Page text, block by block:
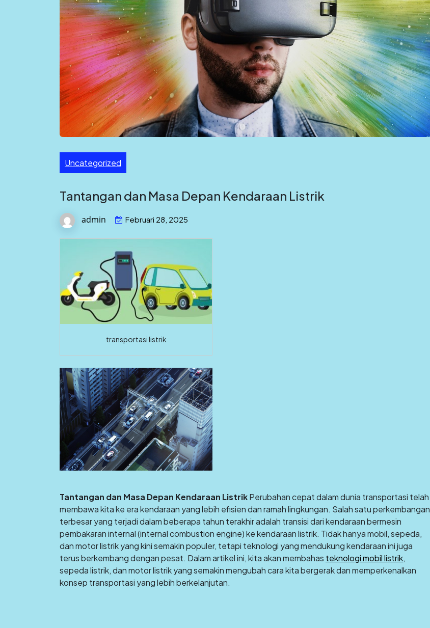
Uncategorized
Tantangan dan Masa Depan Kendaraan Listrik
admin Februari 28, 2025
transportasi listrik
Tantangan dan Masa Depan Kendaraan ListrikPerubahan cepat dalam dunia transportasi telah
membawa kita ke era kendaraan yang lebih efisien dan ramah lingkungan. Salah satu perkembangan
terbesar yang terjadi dalam beberapa tahun terakhir adalah transisi dari kendaraan bermesin
pembakaran internal (internal combustion engine) ke kendaraan listrik. Tidak hanya mobil, sepeda,
dan motor listrik yang kini semakin populer, tetapi teknologi yang mendukung kendaraan ini juga
terus berkembang dengan pesat. Dalam artikel ini, kita akan membahas teknologi mobil listrik,
sepeda listrik, dan motor listrik yang semakin mengubah cara kita bergerak dan memperkenalkan
konsep transportasi yang lebih berkelanjutan.